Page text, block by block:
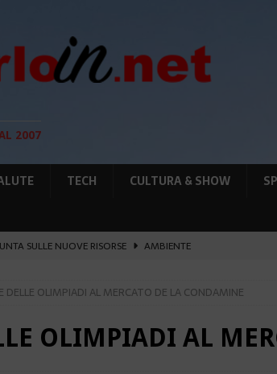
2007
TECH CULTURA & SHOW
SULLE NUOVE RISORSE
AMBIENTE
RAFFORZANO LA COOPERAZIONE
ATTUALITÀ
LE PRECAUZIONI PER OSSERVARLA
AMBIENTE
DELLE OLIMPIADI AL MERCATO DE LA CONDAMINE
OLIMPIADI AL